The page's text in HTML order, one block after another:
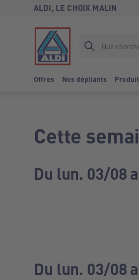
ALDI, LE CHOIX MALIN
Offres Nos dépliants
Cette
Du lun. 03/08
Du lun. 03/08